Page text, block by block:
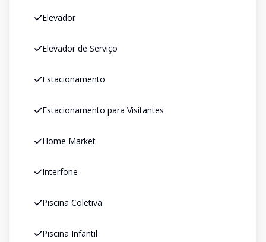
Elevador
Elevador de Serviço
Estacionamento
Estacionamento para Visitantes
Home Market
Interfone
Piscina Coletiva
Piscina Infantil